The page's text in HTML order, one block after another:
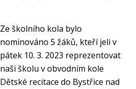
Ze školního kola bylo
nominováno 5 žáků, kteří jeli v
pátek 10. 3. 2023 reprezentovat
naši školu v obvodním kole
Dětské recitace do Bystřice nad